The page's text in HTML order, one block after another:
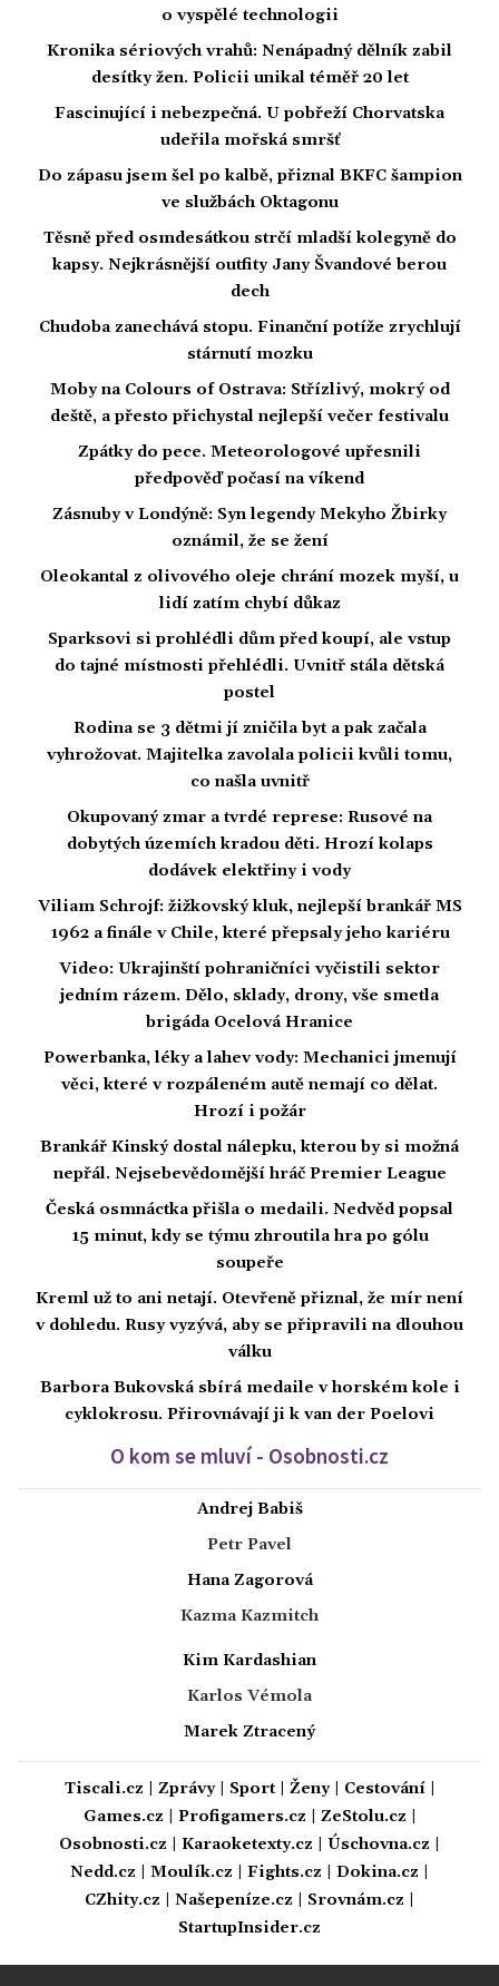
o vyspělé technologii
Kronika sériových vrahů: Nenápadný dělník zabil
desítky žen. Policii unikal téměř 20 let
Fascinující i nebezpečná. U pobřeží Chorvatska
udeřila mořská smršť
Do zápasu jsem šel po kalbě, přiznal BKFC šampion
ve službách Oktagonu
Těsně před osmdesátkou strčí mladší kolegyně do
kapsy. Nejkrásnější outfity Jany Švandové berou
dech
Chudoba zanechává stopu. Finanční potíže zrychlují
stárnutí mozku
Moby na Colours of Ostrava: Střízlivý, mokrý od
deště, a přesto přichystal nejlepší večer festivalu
Zpátky do pece. Meteorologové upřesnili
předpověď počasí na víkend
Zásnuby v Londýně: Syn legendy Mekyho Žbirky
oznámil, že se žení
Oleokantal z olivového oleje chrání mozek myší, u
lidí zatím chybí důkaz
Sparksovi si prohlédli dům před koupí, ale vstup
do tajné místnosti přehlédli. Uvnitř stála dětská
postel
Rodina se 3 dětmi jí zničila byt a pak začala
vyhrožovat. Majitelka zavolala policii kvůli tomu,
co našla uvnitř
Okupovaný zmar a tvrdé represe: Rusové na
dobytých územích kradou děti. Hrozí kolaps
dodávek elektřiny i vody
Viliam Schrojf: žižkovský kluk, nejlepší brankář MS
1962 a finále v Chile, které přepsaly jeho kariéru
Video: Ukrajinští pohraničníci vyčistili sektor
jedním rázem. Dělo, sklady, drony, vše smetla
brigáda Ocelová Hranice
Powerbanka, léky a lahev vody: Mechanici jmenují
věci, které v rozpáleném autě nemají co dělat.
Hrozí i požár
Brankář Kinský dostal nálepku, kterou by si možná
nepřál. Nejsebevědomější hráč Premier League
Česká osmnáctka přišla o medaili. Nedvěd popsal
15 minut, kdy se týmu zhroutila hra po gólu
soupeře
Kreml už to ani netají. Otevřeně přiznal, že mír není
v dohledu. Rusy vyzývá, aby se připravili na dlouhou
válku
Barbora Bukovská sbírá medaile v horském kole i
cyklokrosu. Přirovnávají ji k van der Poelovi
O kom se mluví - Osobnosti.cz
Andrej Babiš
Petr Pavel
Hana Zagorová
Kazma Kazmitch
Kim Kardashian
Karlos Vémola
Marek Ztracený
Tiscali.cz Zprávy| Sport| Ženy| Cestování|
Games.cz
Profigamers.cz ZeStolu.cz
Osobnosti.cz
Karaoketexty.cz Úschovna.cz
Nedd.cz
Moulík.cz Fights.cz Dokina.cz
CZhity.cz
Našepeníze.cz Srovnám.cz
StartupInsider.cz